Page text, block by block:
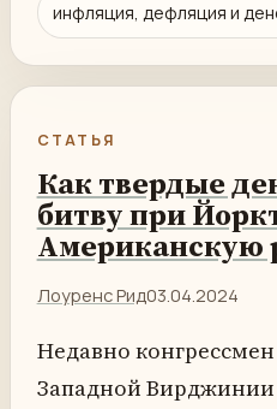
инфляция, дефляция и
СТАТЬЯ
Как твердые
битву при
Американскую
Лоуренс Рид03.04.2024
Недавно
Западной Вирджинии